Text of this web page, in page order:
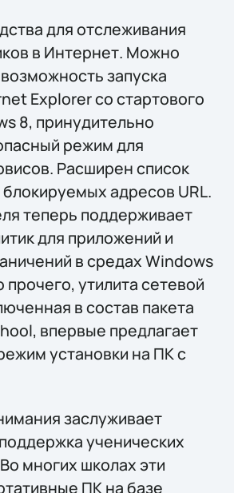
для отслеживания
в Интернет. Можно
запуска
Explorer со стартового
8, принудительно
режим для
Расширен список
адресов URL.
теперь поддерживает
для приложений и
в средах Windows
утилита сетевой
в состав пакета
впервые предлагает
установки на ПК с
заслуживает
ученических
многих школах эти
ПК на базе